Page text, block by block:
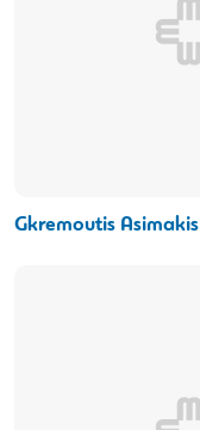
Gkremoutis Asimakis